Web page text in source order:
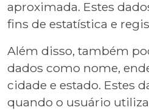
aproximada. Estes
fins de estatística e
Além disso, também
dados como nome,
cidade e estado. Estes
quando o usuário